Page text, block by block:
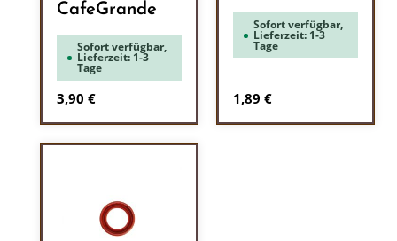
CafeGrande
Sofort verfügbar,
Lieferzeit: 1-3
Tage
Regulärer Preis:
3,90 €
Sofort verfügbar,
Lieferzeit: 1-3
Tage
Regulärer Preis:
1,89 €